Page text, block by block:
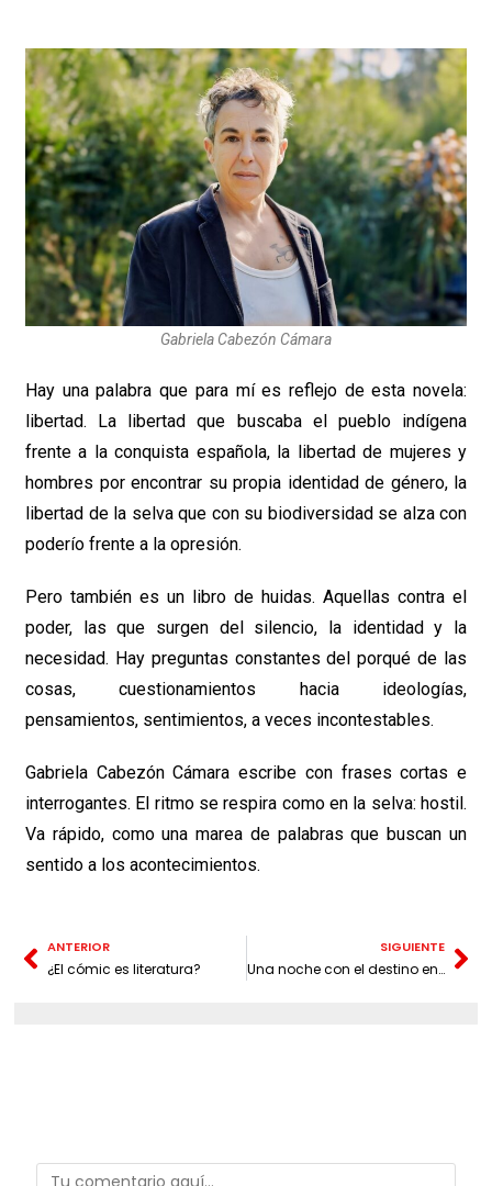
Gabriela Cabezón Cámara
Hay una palabra que para mí es reflejo de esta novela:
libertad. La libertad que buscaba el pueblo indígena
frente a la conquista española, la libertad de mujeres y
hombres por encontrar su propia identidad de género, la
libertad de la selva que con su biodiversidad se alza con
poderío frente a la opresión.
Pero también es un libro de huidas. Aquellas contra el
poder, las que surgen del silencio, la identidad y la
necesidad. Hay preguntas constantes del porqué de las
cosas, cuestionamientos hacia ideologías,
pensamientos, sentimientos, a veces incontestables.
Gabriela Cabezón Cámara escribe con frases cortas e
interrogantes. El ritmo se respira como en la selva: hostil.
Va rápido, como una marea de palabras que buscan un
sentido a los acontecimientos.
ANTERIOR
¿El cómic es literatura?
SIGUIENTE
Una noche con el destino en el Teatro Santander: «Los Vicario»